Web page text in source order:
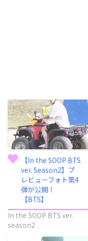
【In the SOOP BTS
ver. Season2】プ
レビューフォト第4
弾が公開！
【BTS】
In the SOOP BTS ver.
season2